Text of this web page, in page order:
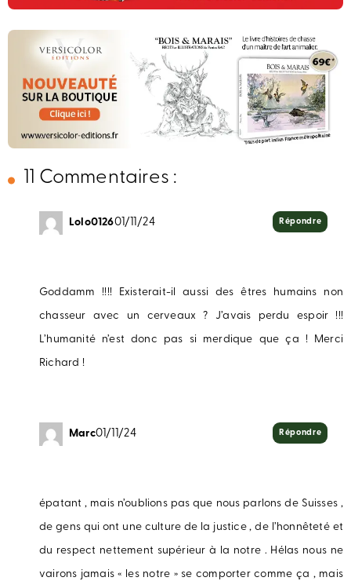
11 Commentaires :
Lolo012601/11/24
Goddamm !!!! Existerait-il aussi des êtres humains non
chasseur avec un cerveaux ? J’avais perdu espoir !!!
L’humanité n’est donc pas si merdique que ça ! Merci
Richard !
Répondre
Marc01/11/24
épatant , mais n’oublions pas que nous parlons de Suisses ,
de gens qui ont une culture de la justice , de l’honnêteté et
du respect nettement supérieur à la notre . Hélas nous ne
vairons jamais « les notre » se comporter comme ça , mais
Répondre